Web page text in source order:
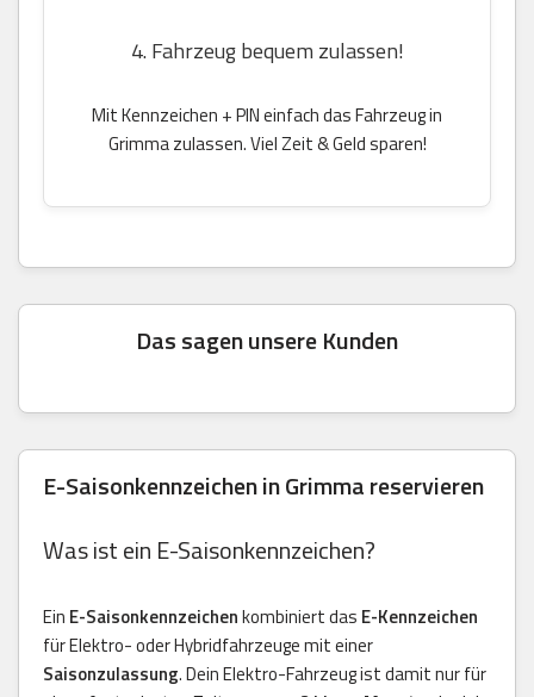
4. Fahrzeug bequem zulassen!
Mit Kennzeichen + PIN einfach das Fahrzeug in
Grimma zulassen. Viel Zeit & Geld sparen!
Das sagen unsere Kunden
E-Saisonkennzeichen in Grimma reservieren
Was ist ein E-Saisonkennzeichen?
Ein E-Saisonkennzeichenkombiniert das E-Kennzeichen
für Elektro- oder Hybridfahrzeuge mit einer
Saisonzulassung. Dein Elektro-Fahrzeug ist damit nur für